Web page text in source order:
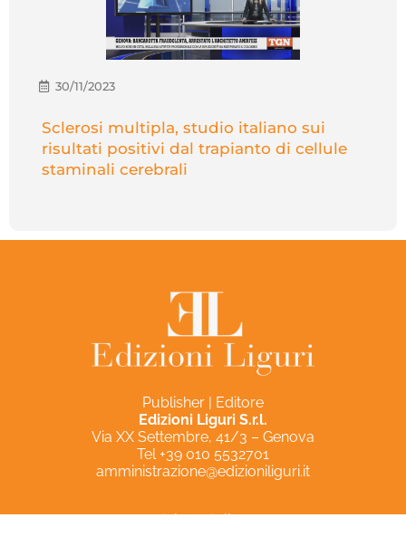
30/11/2023
Sclerosi multipla, studio italiano sui
risultati positivi dal trapianto di cellule
staminali cerebrali
Publisher | Editore
Edizioni Liguri S.r.l.
Via XX Settembre, 41/3 – Genova
Tel +39 010 5532701
amministrazione@edizioniliguri.it
Privacy Policy